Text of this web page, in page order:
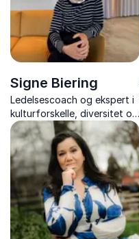
Signe Biering
Ledelsescoach og ekspert i
kulturforskelle, diversitet og
forskelligheder på
arbejdspladsen